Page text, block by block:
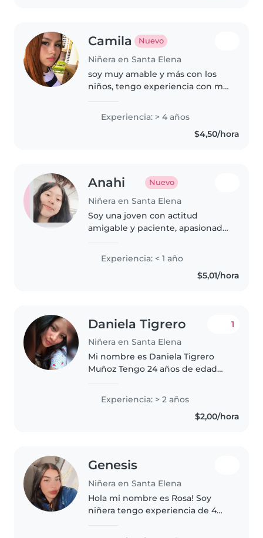
Camila Nuevo
Niñera en Santa Elena
soy muy amable y más con los
niños, tengo experiencia con mis
divertida, realizó juegos
creativos, soy paciente, me gusta
enseñar, cuidar, alimentar..
Experiencia: > 4 años
$4,50/hora
Anahi Nuevo
Niñera en Santa Elena
Soy una joven con actitud
amigable y paciente, apasionada
cuentos, cantar y jugar. Aunque
tengo poca experiencia, estoy
Experiencia: < 1 año
$5,01/hora
Daniela Tigrero
Niñera en Santa Elena
1
Mi nombre es Daniela Tigrero
Muñoz Tengo 24 años de edad
tiempo de lunes a Viernes
Responsable en las tareas que
me indiquen y sobre todo
Experiencia: > 2 años
$2,00/hora
Genesis
Niñera en Santa Elena
Hola mi nombre es Rosa! Soy
niñera tengo experiencia de 4
se debe tener para el cuidado de